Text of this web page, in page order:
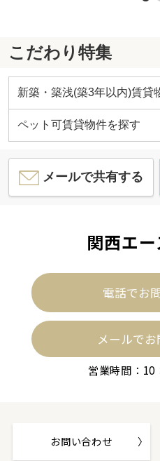
こだわり特集
新築・築浅(築3年以内)賃貸
ペット可賃貸物件を探す
メールで共有する
関西エ
電話でお
メールで
営業時間：10
お問い合わせ